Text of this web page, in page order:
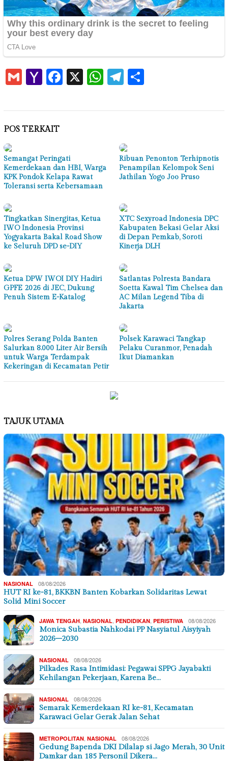
GmailYahoo
Mail
Facebook
X WhatsApp
Telegram
POS TERKAIT
Semangat Peringati
Kemerdekaan dan HBI, Warga
KPK Pondok Kelapa Rawat
Toleransi serta Kebersamaan
Ribuan Penonton Terhipnotis
Penampilan Kelompok Seni
Jathilan Yogo Joo Pruso
Tingkatkan Sinergitas, Ketua
IWO Indonesia Provinsi
Yogyakarta Bakal Road Show
ke Seluruh DPD se-DIY
XTC Sexyroad Indonesia DPC
Kabupaten Bekasi Gelar Aksi
di Depan Pemkab, Soroti
Kinerja DLH
Ketua DPW IWOI DIY Hadiri
GPFE 2026 di JEC, Dukung
Penuh Sistem E-Katalog
Satlantas Polresta Bandara
Soetta Kawal Tim Chelsea dan
AC Milan Legend Tiba di
Jakarta
Polres Serang Polda Banten
Salurkan 8.000 Liter Air Bersih
untuk Warga Terdampak
Kekeringan di Kecamatan Petir
Polsek Karawaci Tangkap
Pelaku Curanmor, Penadah
Ikut Diamankan
TAJUK UTAMA
NASIONAL 08/08/2026
HUT RI ke-81, BKKBN Banten Kobarkan Solidaritas Lewat
Solid Mini Soccer
JAWA TENGAH NASIONAL PENDIDIKAN PERISTIWA 08/08/2026
Monica Subastia Nahkodai PP Nasyiatul Aisyiyah
2026–2030
NASIONAL 08/08/2026
Pilkades Rasa Intimidasi: Pegawai SPPG Jayabakti
Kehilangan Pekerjaan, Karena Be…
NASIONAL 08/08/2026
Semarak Kemerdekaan RI ke-81, Kecamatan
Karawaci Gelar Gerak Jalan Sehat
METROPOLITAN NASIONAL 08/08/2026
Gedung Bapenda DKI Dilalap si Jago Merah, 30 Unit
Damkar dan 185 Personil Dikera…